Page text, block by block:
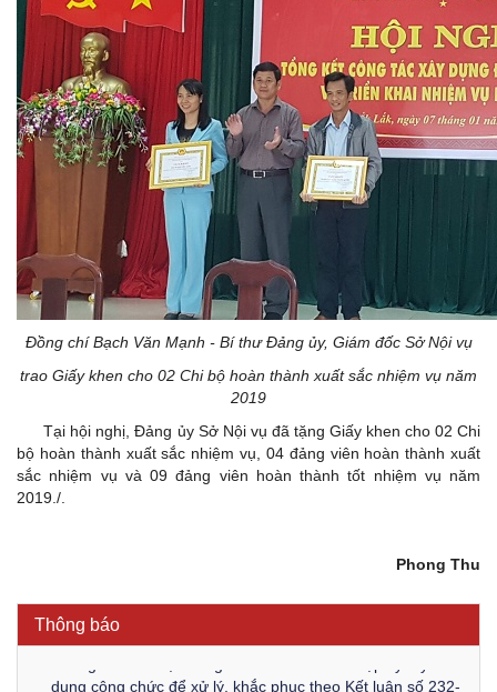
Đồng chí Bạch Văn Mạnh - Bí thư Đảng ủy, Giám đốc Sở Nội vụ
trao Giấy khen cho 02 Chi bộ hoàn thành xuất sắc nhiệm vụ năm
2019
Tại hội nghị, Đảng ủy Sở Nội vụ đã tặng Giấy khen cho 02 Chi
bộ hoàn thành xuất sắc nhiệm vụ, 04 đảng viên hoàn thành xuất
sắc nhiệm vụ và 09 đảng viên hoàn thành tốt nhiệm vụ năm
2019./.
Phong Thu
Thông báo
Thông báo Về việc triệu tập thí sinh tham gia thi tuyển
KL/TW ngày 08/01/2026 của Ban Bí thư
dụng công chức để xử lý, khắc phục theo Kết luận số 232-